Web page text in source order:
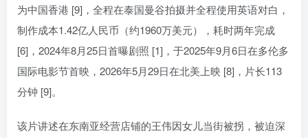
为中国香港 [9]，全程在泰国曼谷拍摄并全程使用英语对白，
制作成本1.42亿人民币（约1960万美元），耗时两年完成
[6]，2024年8月25日首曝剧照 [1]，于2025年9月6日在多伦多
国际电影节首映，2026年5月29日在北美上映 [8]，片长113
分钟 [9]。
该片讲述在东南亚经营店铺的王伟因女儿当街被拐，被迫深